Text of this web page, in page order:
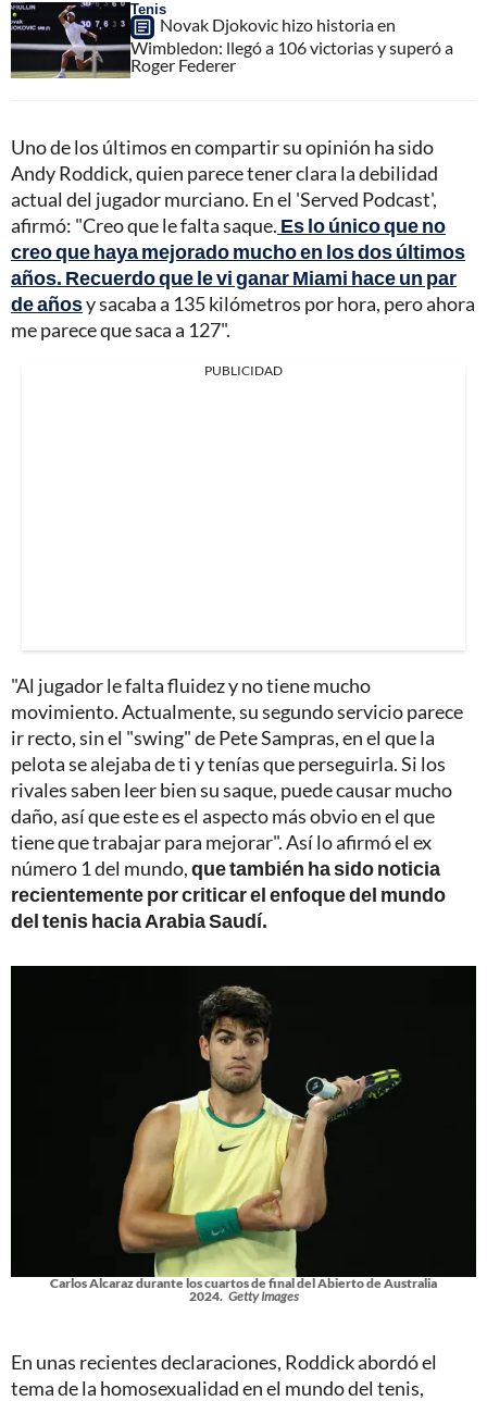
Tenis
Novak Djokovic hizo historia en
Wimbledon: llegó a 106 victorias y superó a
Roger Federer
Uno de los últimos en compartir su opinión ha sido
Andy Roddick, quien parece tener clara la debilidad
actual del jugador murciano. En el 'Served Podcast',
afirmó: "Creo que le falta saque. Es lo único que no
creo que haya mejorado mucho en los dos últimos
años. Recuerdo que le vi ganar Miami hace un par
de añosy sacaba a 135 kilómetros por hora, pero ahora
me parece que saca a 127".
PUBLICIDAD
"Al jugador le falta fluidez y no tiene mucho
movimiento. Actualmente, su segundo servicio parece
ir recto, sin el "swing" de Pete Sampras, en el que la
pelota se alejaba de ti y tenías que perseguirla. Si los
rivales saben leer bien su saque, puede causar mucho
daño, así que este es el aspecto más obvio en el que
tiene que trabajar para mejorar". Así lo afirmó el ex
número 1 del mundo,que también ha sido noticia
recientemente por criticar el enfoque del mundo
del tenis hacia Arabia Saudí.
Carlos Alcaraz durante los cuartos de final del Abierto de Australia
2024. Getty Images
En unas recientes declaraciones, Roddick abordó el
tema de la homosexualidad en el mundo del tenis,